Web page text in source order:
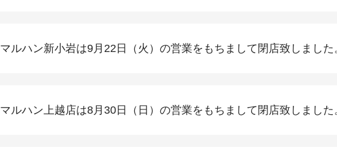
マルハン新小岩は9月22日（火）の営業をもちまして閉店致しました
マルハン上越店は8月30日（日）の営業をもちまして閉店致しました